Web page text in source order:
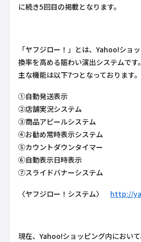
に続き5回目の掲載となります。
「ヤフジロー！」とは、Yahoo!ショ
換率を高める賑わい演出システムです。
主な機能は以下7つとなっております。
①自動発送表示
②店舗実況システム
③商品アピールシステム
④お勧め常時表示システム
⑤カウントダウンタイマー
⑥自動表示日時表示
⑦スライドバナーシステム
〈ヤフジロー！システム〉 http://
現在、Yahoo!ショッピング内において